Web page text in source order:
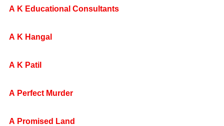
A K Educational Consultants
A K Hangal
A K Patil
A Perfect Murder
A Promised Land